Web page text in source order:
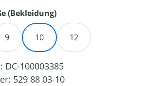
(Bekleidung)auswählen
9 10 12
DC-100003385
529 88 03-10